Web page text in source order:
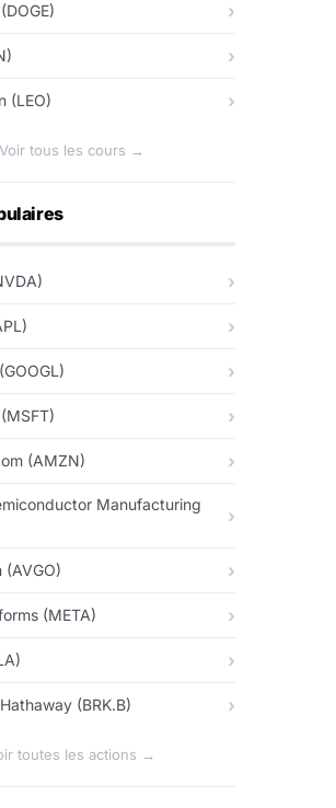
(LEO)
Voir tous les cours →
(AMZN)
Manufacturing
(AVGO)
(META)
(BRK.B)
toutes les actions →